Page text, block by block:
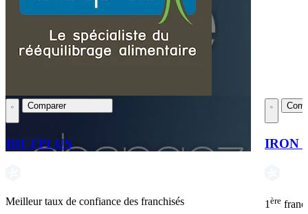
Comparer
DIETPLUS
Meilleur taux de confiance des franchisés
IRON
1 ère